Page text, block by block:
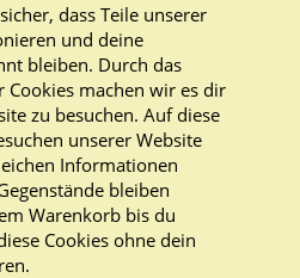
dass Teile unserer
und deine
bleiben. Durch das
machen wir es dir
zu besuchen. Auf diese
unserer Website
Informationen
bleiben
Warenkorb bis du
Cookies ohne dein